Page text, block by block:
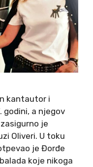
kantautor i
godini, a njegov
je
Oliveri. U toku
je Đorđe
koje nikoga